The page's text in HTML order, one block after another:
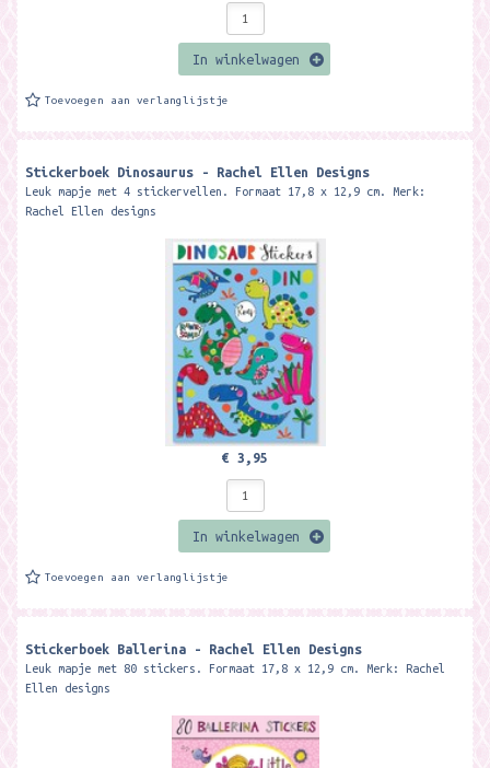
In winkelwagen
Toevoegen aan verlanglijstje
Stickerboek Dinosaurus - Rachel Ellen Designs
Leuk mapje met 4 stickervellen. Formaat 17,8 x 12,9 cm. Merk:
Rachel Ellen designs
€ 3,95
In winkelwagen
Toevoegen aan verlanglijstje
Stickerboek Ballerina - Rachel Ellen Designs
Leuk mapje met 80 stickers. Formaat 17,8 x 12,9 cm. Merk: Rachel
Ellen designs